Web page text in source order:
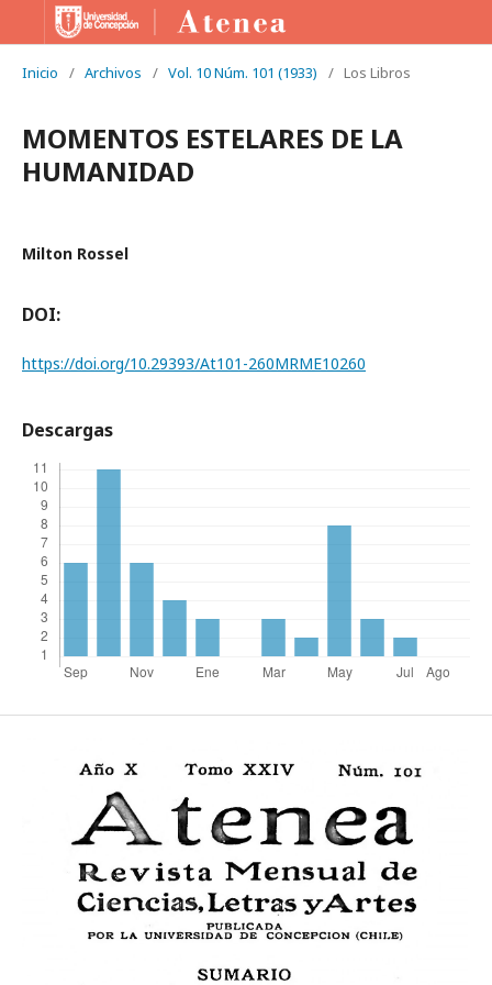
Inicio / Archivos / Vol. 10 Núm. 101 (1933) / Los Libros
MOMENTOS ESTELARES DE LA
HUMANIDAD
Milton Rossel
DOI:
https://doi.org/10.29393/At101-260MRME10260
Descargas